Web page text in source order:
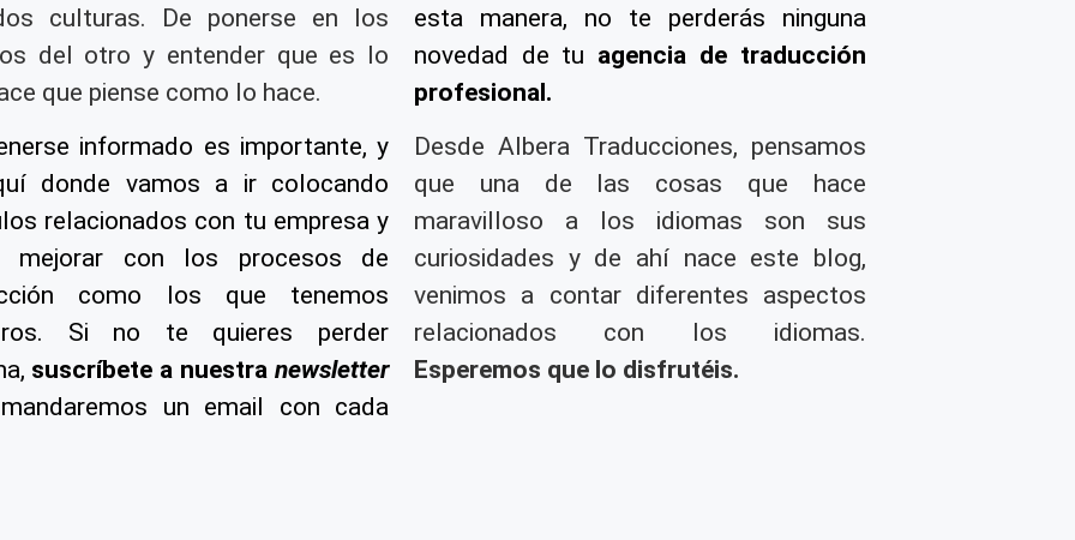
culturas. De ponerse en los
del otro y entender que es lo
que piense como lo hace.
informado es importante, y
donde vamos a ir colocando
relacionados con tu empresa y
mejorar con los procesos de
como los que tenemos
Si no te quieres perder
suscríbete a nuestra newsletter
un email con cada
esta manera, no te perderás ninguna
novedad de tu agencia de traducción
profesional.
Desde Albera Traducciones, pensamos
que una de las cosas que hace
maravilloso a los idiomas son sus
curiosidades y de ahí nace este blog,
venimos a contar diferentes aspectos
relacionados con los idiomas.
Esperemos que lo disfrutéis.